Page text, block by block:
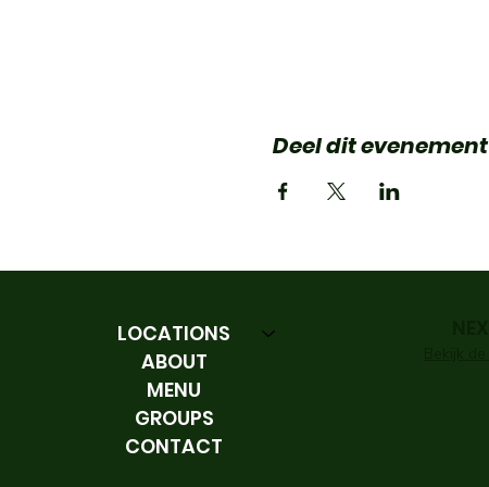
Deel dit evenement
LOCATIONS
ABOUT
MENU
GROUPS
CONTACT